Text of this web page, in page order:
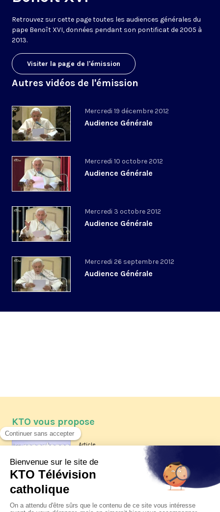
Retrouvez sur cette page toutes les audiences générales du
pape Benoît XVI, données pendant son pontificat de 2005 à
2013.
Visiter la page de l'émission
Autres vidéos de l'émission
Mercredi 19 décembre 2012
Audience Générale
Mercredi 10 octobre 2012
Audience Générale
Mercredi 3 octobre 2012
Audience Générale
Mercredi 26 septembre 2012
Audience Générale
KTO vous propose
Article
Les reportages d'été 2026 de KTO
La visite pastorale du pape Léon
XIV à Assise à suivre sur KTO le